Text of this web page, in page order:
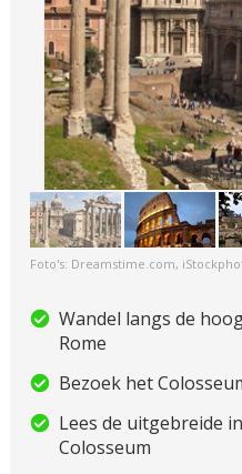
Foto's: Dreamstime.com,
Wandel langs de
Rome
Bezoek het
Lees de uitgebreide
Colosseum